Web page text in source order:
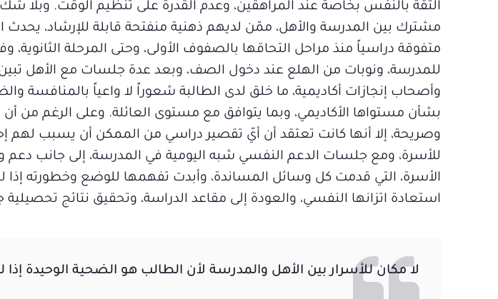
الثقة بالنفس بخاصة عند المراهقين، وعدم القدرة على تنظيم الوقت. وبلا
مشترك بين المدرسة والأهل، ممّن لديهم ذهنية منفتحة قابلة للإرشاد، يحدث
متفوقة دراسياً منذ مراحل التحاقها بالصفوف الأولى، وحتى المرحلة
للمدرسة، ونوبات من الهلع عند دخول الصف، وبعد عدة جلسات مع الأهل تبين
وأصحاب إنجازات أكاديمية، ما خلق لدى الطالبة شعوراً لا واعياً بالمنافسة
بشأن مستواها الأكاديمي، وبما يتوافق مع مستوى العائلة. وعلى الرغم من
وصريحة، إلا أنها كانت تعتقد أن أيّ تقصير دراسي من الممكن أن يسبب لهم
للأسرة، ومع جلسات الدعم النفسي شبه اليومية في المدرسة، إلى جانب
الأسرة، التي قدمت كل وسائل المساندة، وأبدت تفهمها للوضع وخطورته إذا
استعادة اتزانها النفسي، والعودة إلى مقاعد الدراسة، وتحقيق نتائج
لا مكان للأسرار بين الأهل والمدرسة لأن الطالب هو الضحية الوحيدة إذا